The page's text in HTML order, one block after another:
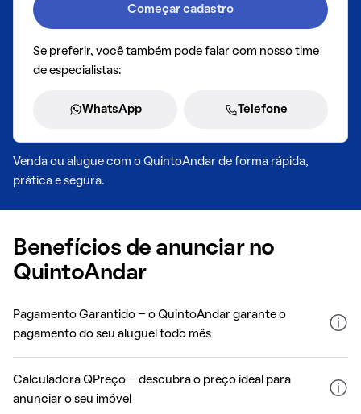
Começar cadastro
Se preferir, você também pode falar com nosso time
de especialistas:
WhatsApp Telefone
Venda ou alugue com o QuintoAndar de forma rápida,
prática e segura.
Benefícios de anunciar no
QuintoAndar
Pagamento Garantido - o QuintoAndar garante o
pagamento do seu aluguel todo mês
Calculadora QPreço - descubra o preço ideal para
anunciar o seu imóvel